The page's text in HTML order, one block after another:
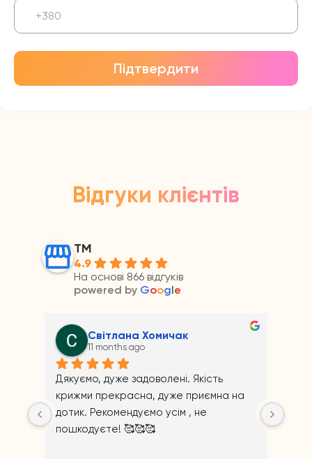
Підтвердити
Відгуки клієнтів
ТМ
4.9
На основі 866 відгуків
powered by Google
Андрій Прайс
11 months ago